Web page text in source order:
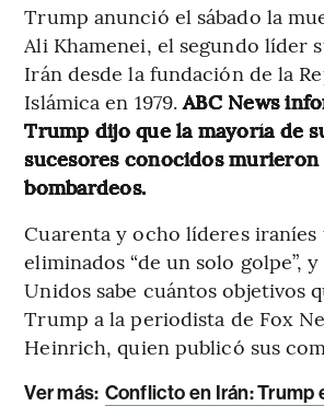
Trump anunció el sábado la
Ali Khamenei, el segundo líder
Irán desde la fundación de la
Islámica en 1979.ABC News
Trump dijo que la mayoría de
sucesores conocidos murieron
bombardeos.
Cuarenta y ocho líderes iraníes
eliminados “de un solo golpe”,
Unidos sabe cuántos objetivos
Trump a la periodista de Fox
Heinrich, quien publicó sus
Ver más: Conflicto en Irán: Trump